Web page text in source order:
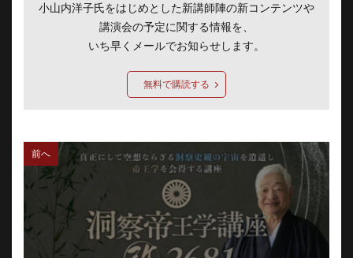
小山内洋子氏をはじめとした新講師陣の新コンテンツや
講演会の予定に関する情報を、
いち早くメールでお知らせします。
無料で購読する
前へ